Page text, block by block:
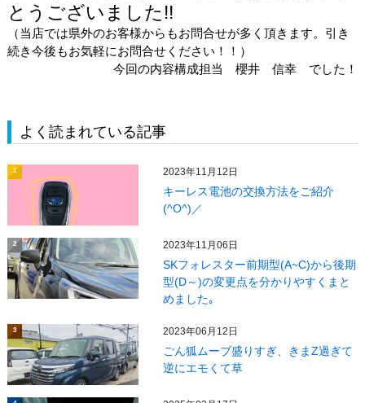
とうございました!!
（当店では県外のお客様からもお問合せが多く頂きます。引き
続き今後もお気軽にお問合せください！！）
今回の内容構成担当 櫻井 信幸 でした！
よく読まれている記事
1 2023年11月12日
キーレス電池の交換方法をご紹介
(^O^)／
2 2023年11月06日
SKフォレスター前期型(A~C)から後期
型(D～)の変更点を分かりやすくまと
めました｡
3 2023年06月12日
ごん狐ムーブ盛りすぎ、きまZ過ぎて
逆にエモくて草